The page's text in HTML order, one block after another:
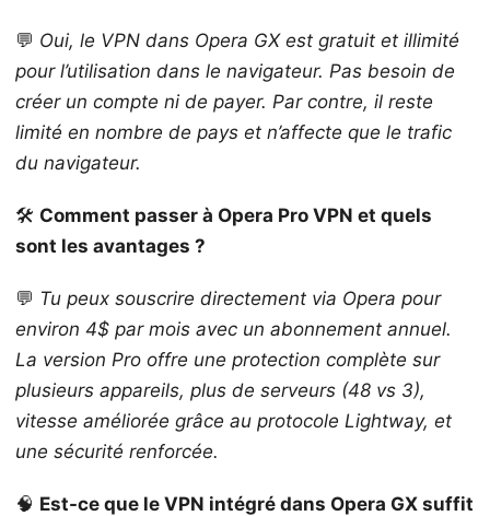
💬 Oui, le VPN dans Opera GX est gratuit et illimité
pour l’utilisation dans le navigateur. Pas besoin de
créer un compte ni de payer. Par contre, il reste
limité en nombre de pays et n’affecte que le trafic
du navigateur.
🛠️ Comment passer à Opera Pro VPN et quels
sont les avantages ?
💬 Tu peux souscrire directement via Opera pour
environ 4$ par mois avec un abonnement annuel.
La version Pro offre une protection complète sur
plusieurs appareils, plus de serveurs (48 vs 3),
vitesse améliorée grâce au protocole Lightway, et
une sécurité renforcée.
🧠 Est-ce que le VPN intégré dans Opera GX suffit